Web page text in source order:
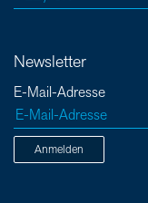
Newsletter
E-Mail-Adresse
Anmelden